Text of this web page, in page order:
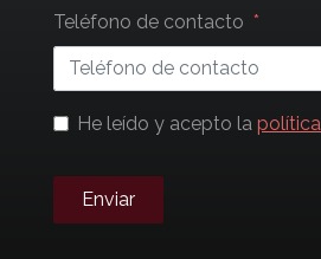
Teléfono de contacto
He leído y acepto la
Enviar